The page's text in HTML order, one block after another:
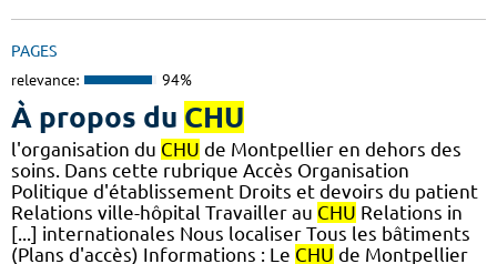
PAGES
relevance: 94%
À propos du CHU
l'organisation du CHU de Montpellier en dehors des
soins. Dans cette rubrique Accès Organisation
Politique d'établissement Droits et devoirs du patient
Relations ville-hôpital Travailler au CHU Relations in
[...] internationales Nous localiser Tous les bâtiments
(Plans d'accès) Informations : Le CHU de Montpellier